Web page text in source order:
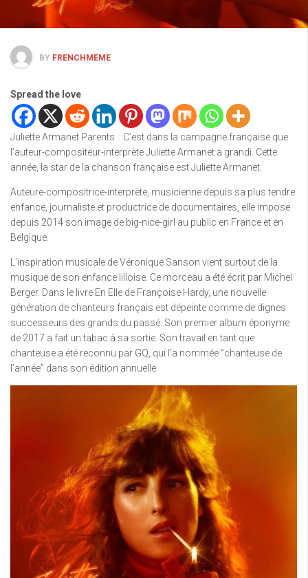
BY FRENCHMEME
Spread the love
Juliette Armanet Parents : C’est dans la campagne française que
l’auteur-compositeur-interprète Juliette Armanet a grandi. Cette
année, la star de la chanson française est Juliette Armanet.
Auteure-compositrice-interprète, musicienne depuis sa plus tendre
enfance, journaliste et productrice de documentaires, elle impose
depuis 2014 son image de big-nice-girl au public en France et en
Belgique.
L’inspiration musicale de Véronique Sanson vient surtout de la
musique de son enfance lilloise. Ce morceau a été écrit par Michel
Berger. Dans le livre En Elle de Françoise Hardy, une nouvelle
génération de chanteurs français est dépeinte comme de dignes
successeurs des grands du passé. Son premier album éponyme
de 2017 a fait un tabac à sa sortie. Son travail en tant que
chanteuse a été reconnu par GQ, qui l’a nommée “chanteuse de
l’année” dans son édition annuelle.